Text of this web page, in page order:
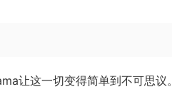
让这一切变得简单到不可思议。